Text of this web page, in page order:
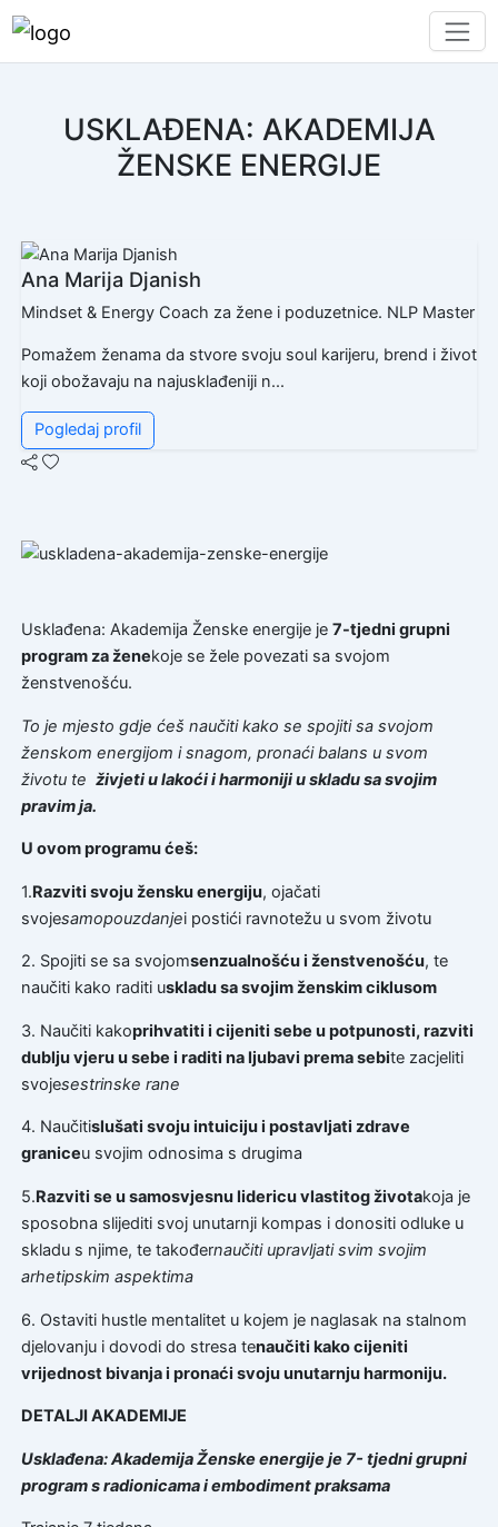
USKLAĐENA: AKADEMIJA
ŽENSKE ENERGIJE
Ana Marija Djanish
Mindset & Energy Coach za žene i poduzetnice. NLP Master
Pomažem ženama da stvore svoju soul karijeru, brend i život
koji obožavaju na najusklađeniji n...
Pogledaj profil
Usklađena: Akademija Ženske energije je 7-tjedni grupni
program za ženekoje se žele povezati sa svojom
ženstvenošću.
To je mjesto gdje ćeš naučiti kako se spojiti sa svojom
ženskom energijom i snagom, pronaći balans u svom
životu te živjeti u lakoći i harmoniji u skladu sa svojim
pravim ja.
U ovom programu ćeš:
1.Razviti svoju žensku energiju, ojačati
svojesamopouzdanjei postići ravnotežu u svom životu
2. Spojiti se sa svojomsenzualnošću i ženstvenošću, te
naučiti kako raditi uskladu sa svojim ženskim ciklusom
3. Naučiti kakoprihvatiti i cijeniti sebe u potpunosti, razviti
dublju vjeru u sebe i raditi na ljubavi prema sebite zacjeliti
svojesestrinske rane
4. Naučitislušati svoju intuiciju i postavljati zdrave
graniceu svojim odnosima s drugima
5.Razviti se u samosvjesnu lidericu vlastitog životakoja je
sposobna slijediti svoj unutarnji kompas i donositi odluke u
skladu s njime, te takođernaučiti upravljati svim svojim
arhetipskim aspektima
6. Ostaviti hustle mentalitet u kojem je naglasak na stalnom
djelovanju i dovodi do stresa tenaučiti kako cijeniti
vrijednost bivanja i pronaći svoju unutarnju harmoniju.
DETALJI AKADEMIJE
Usklađena: Akademija Ženske energije je 7- tjedni grupni
program s radionicama i embodiment praksama